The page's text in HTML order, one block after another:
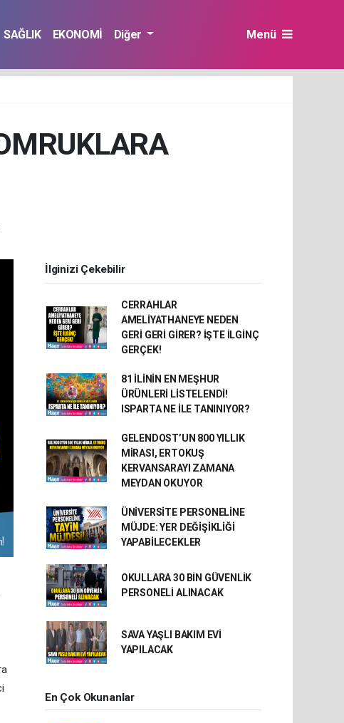
SAĞLIK EKONOMİ Diğer Menü
İlginizi Çekebilir
CERRAHLAR
AMELİYATHANEYE NEDEN
GERİ GERİ GİRER? İŞTE İLGİNÇ
GERÇEK!
81 İLİNİN EN MEŞHUR
ÜRÜNLERİ LİSTELENDİ!
ISPARTA NE İLE TANINIYOR?
GELENDOST’UN 800 YILLIK
MİRASI, ERTOKUŞ
KERVANSARAYI ZAMANA
MEYDAN OKUYOR
ÜNİVERSİTE PERSONELİNE
MÜJDE: YER DEĞİŞİKLİĞİ
YAPABİLECEKLER
OKULLARA 30 BİN GÜVENLİK
PERSONELİ ALINACAK
SAVA YAŞLI BAKIM EVİ
YAPILACAK
En Çok Okunanlar